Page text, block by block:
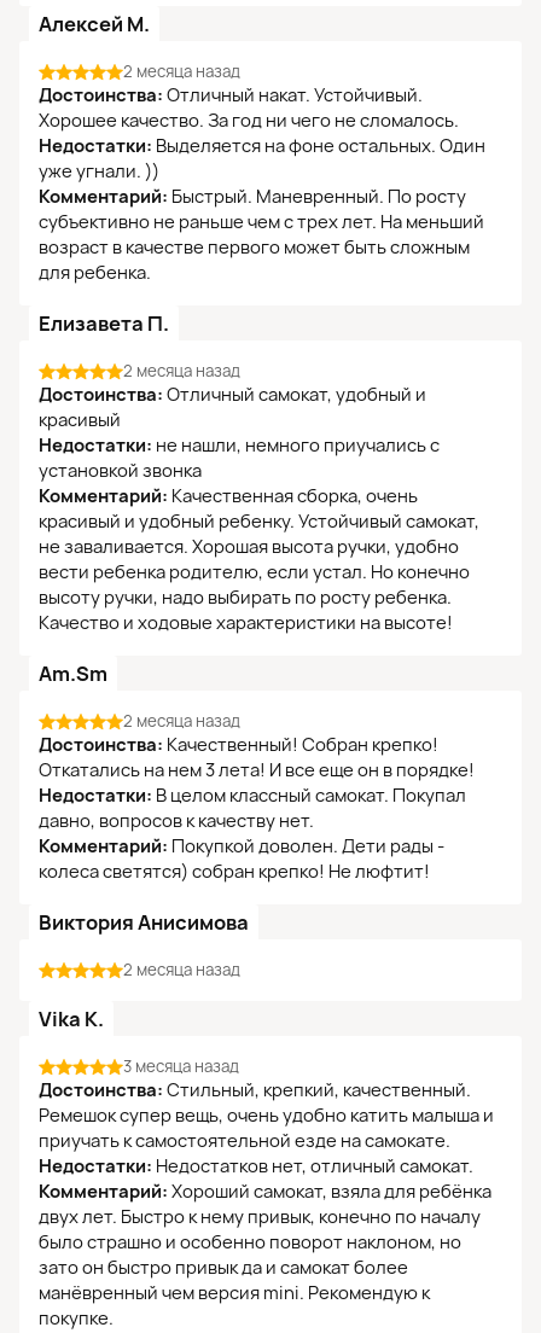
Алексей М.
2 месяца назад
Достоинства: Отличный накат. Устойчивый.
Хорошее качество. За год ни чего не сломалось.
Недостатки: Выделяется на фоне остальных. Один
уже угнали. ))
Комментарий: Быстрый. Маневренный. По росту
субъективно не раньше чем с трех лет. На меньший
возраст в качестве первого может быть сложным
для ребенка.
Елизавета П.
2 месяца назад
Достоинства: Отличный самокат, удобный и
красивый
Недостатки: не нашли, немного приучались с
установкой звонка
Комментарий: Качественная сборка, очень
красивый и удобный ребенку. Устойчивый самокат,
не заваливается. Хорошая высота ручки, удобно
вести ребенка родителю, если устал. Но конечно
высоту ручки, надо выбирать по росту ребенка.
Качество и ходовые характеристики на высоте!
Am.Sm
2 месяца назад
Достоинства: Качественный! Собран крепко!
Откатались на нем 3 лета! И все еще он в порядке!
Недостатки: В целом классный самокат. Покупал
давно, вопросов к качеству нет.
Комментарий: Покупкой доволен. Дети рады -
колеса светятся) собран крепко! Не люфтит!
Виктория Анисимова
2 месяца назад
Vika K.
3 месяца назад
Достоинства: Стильный, крепкий, качественный.
Ремешок супер вещь, очень удобно катить малыша и
приучать к самостоятельной езде на самокате.
Недостатки: Недостатков нет, отличный самокат.
Комментарий: Хороший самокат, взяла для ребёнка
двух лет. Быстро к нему привык, конечно по началу
было страшно и особенно поворот наклоном, но
зато он быстро привык да и самокат более
манёвренный чем версия mini. Рекомендую к
покупке.